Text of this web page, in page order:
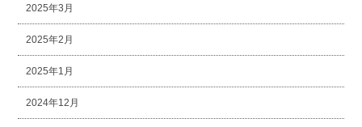
2025年3月
2025年2月
2025年1月
2024年12月